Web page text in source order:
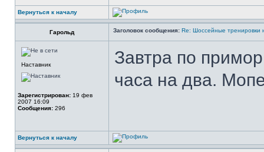
Вернуться к началу
Гарольд Заголовок сообщения: Re: Шоссейные тренировки
Наставник
Зарегистрирован: 19 фев
2007 16:09
Сообщения: 296
Завтра по
часа на два.
Вернуться к началу